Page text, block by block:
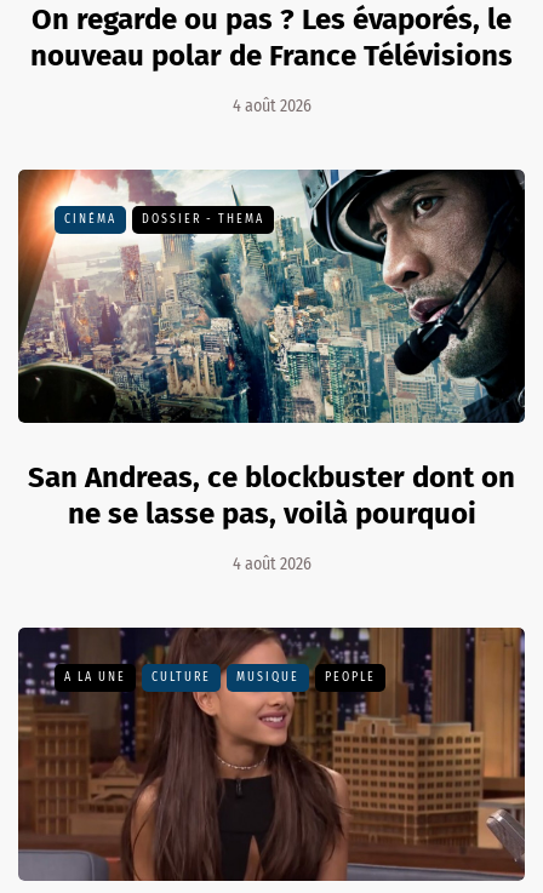
On regarde ou pas ? Les évaporés, le
nouveau polar de France Télévisions
4 août 2026
CINÉMA DOSSIER - THEMA
San Andreas, ce blockbuster dont on
ne se lasse pas, voilà pourquoi
4 août 2026
A LA UNE CULTURE MUSIQUE PEOPLE